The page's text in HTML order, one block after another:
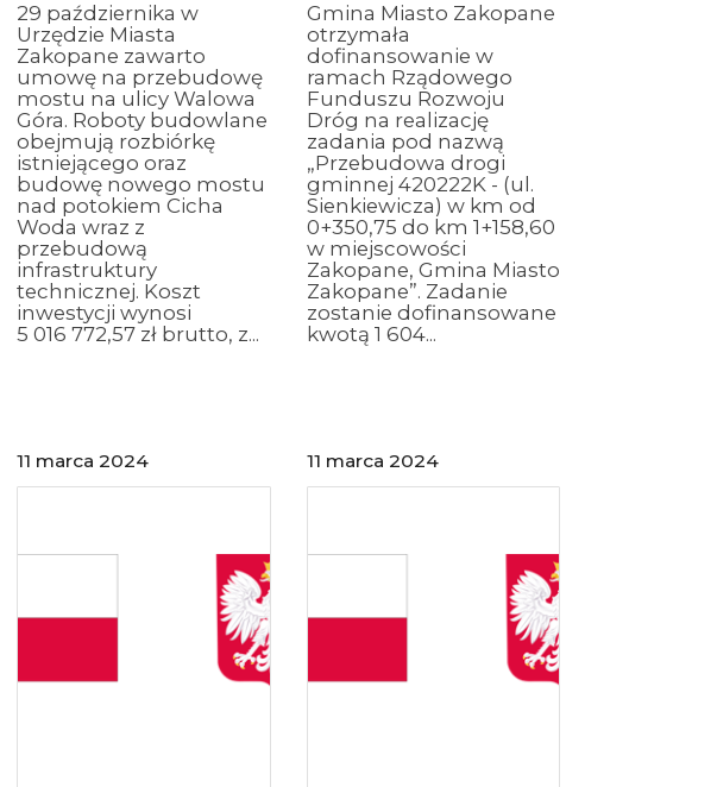
29 października w
Urzędzie Miasta
Zakopane zawarto
umowę na przebudowę
mostu na ulicy Walowa
Góra. Roboty budowlane
obejmują rozbiórkę
istniejącego oraz
budowę nowego mostu
nad potokiem Cicha
Woda wraz z
przebudową
infrastruktury
technicznej. Koszt
inwestycji wynosi
5 016 772,57 zł brutto, z...
Gmina Miasto Zakopane
otrzymała
dofinansowanie w
ramach Rządowego
Funduszu Rozwoju
Dróg na realizację
zadania pod nazwą
„Przebudowa drogi
gminnej 420222K - (ul.
Sienkiewicza) w km od
0+350,75 do km 1+158,60
w miejscowości
Zakopane, Gmina Miasto
Zakopane”. Zadanie
zostanie dofinansowane
kwotą 1 604...
11 marca 2024 11 marca 2024